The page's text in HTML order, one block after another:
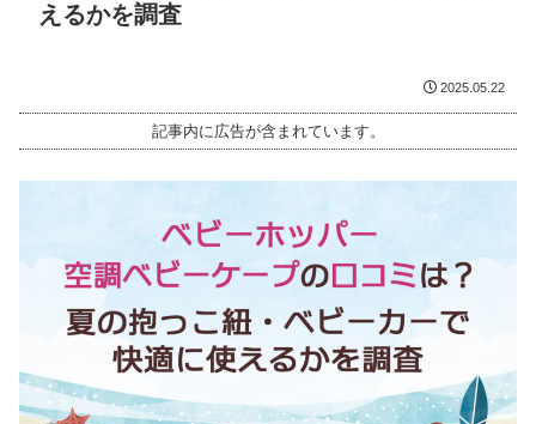
えるかを調査
2025.05.22
記事内に広告が含まれています。